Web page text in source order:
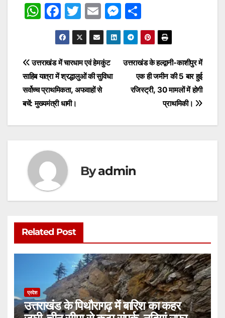
W
s
A
p
p
F
a
c
e
b
o
o
k
T
w
itt
er
E
m
ai
l
M
e
s
s
n
er
h
ar
e
Post
navigation
उत्तराखंड के हल्द्वानी-काशीपुर में
एक ही जमीन की 5 बार हुई
रजिस्ट्री, 30 मामलों में होगी
प्राथमिकी।
उत्तराखंड में चारधाम एवं हेमकुंट
साहिब यात्रा में श्रद्धालुओं की सुविधा
सर्वोच्च प्राथमिकता, अफवाहों से
बचें: मुख्यमंत्री धामी।
Byadmin
Related Post
प्रदेश
उत्तराखंड के पिथौरागढ़ में बारिश का कहर